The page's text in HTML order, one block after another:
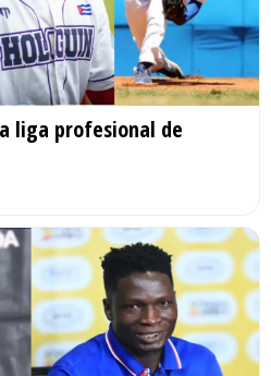
liga profesional de